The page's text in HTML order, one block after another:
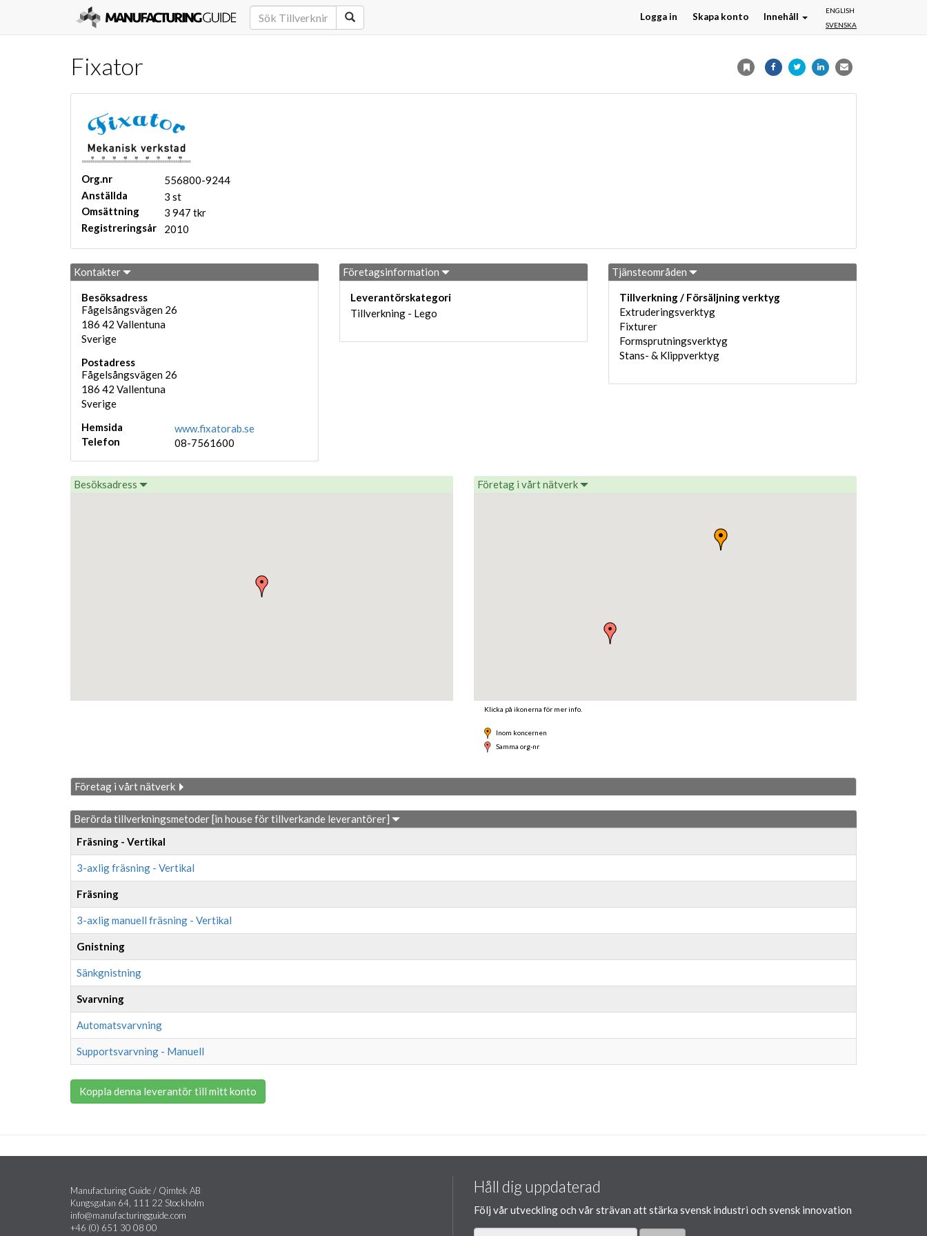
ENGLISH
SVENSKA
Logga in Skapa konto Innehåll
Fixator
Org.nr
556800-9244
Anställda
3 st
Omsättning
3 947 tkr
Registreringsår
2010
Kontakter
Besöksadress
Fågelsångsvägen 26
186 42 Vallentuna
Sverige
Postadress
Fågelsångsvägen 26
186 42 Vallentuna
Sverige
Hemsida
www.fixatorab.se
Telefon
08-7561600
Företagsinformation
Leverantörskategori
Tillverkning - Lego
Tjänsteområden
Tillverkning / Försäljning verktyg
Extruderingsverktyg
Fixturer
Formsprutningsverktyg
Stans- & Klippverktyg
Besöksadress Företag i vårt nätverk
Klicka på ikonerna för mer info.
Inom koncernen
Samma org-nr
Företag i vårt nätverk
Berörda tillverkningsmetoder [in house för tillverkande leverantörer]
Fräsning - Vertikal
3-axlig fräsning - Vertikal
Fräsning
3-axlig manuell fräsning - Vertikal
Gnistning
Sänkgnistning
Svarvning
Automatsvarvning
Supportsvarvning - Manuell
Koppla denna leverantör till mitt konto
Manufacturing Guide / Qimtek AB
Kungsgatan 64, 111 22 Stockholm
info@manufacturingguide.com
+46 (0) 651 30 08 00
Håll dig uppdaterad
Följ vår utveckling och vår strävan att stärka svensk industri och svensk innovation